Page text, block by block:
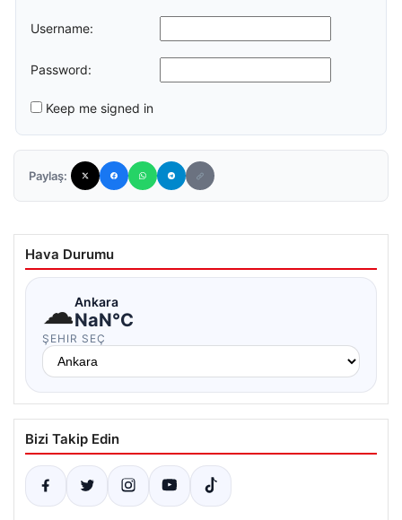
Username:
Password:
Keep me signed in
Paylaş:
Hava Durumu
☁Ankara
NaN°C
ŞEHIR SEÇ
Bizi Takip Edin